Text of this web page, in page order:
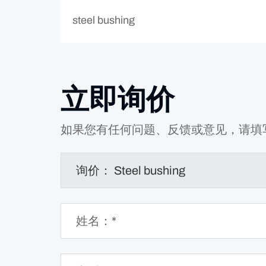
steel bushing
立即询价
如果您有任何问题、反馈或意见，请